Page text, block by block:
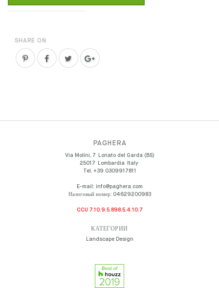
SHARE ON
PAGHERA
Via Molini, 7
Lonato del Garda (BS)
25017
Lombardia
Italy
Tel. +39 0309917811
E-mail: info@paghera.com
Налоговый номер: 04629200983
CCU 7.10.9.5.898.5.4.10.7
КАТЕГОРИИ
Landscape Design